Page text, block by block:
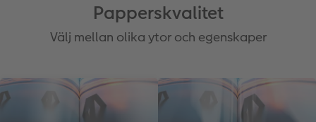
Papperskvalitet
Välj mellan olika ytor och egenskaper